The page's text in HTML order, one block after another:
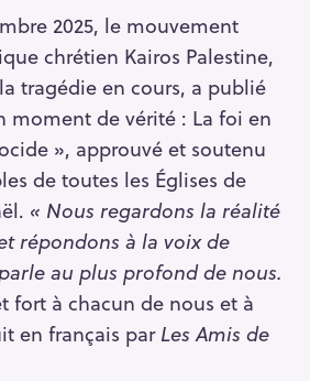
2025, le mouvement
chrétien Kairos Palestine,
tragédie en cours, a publié
moment de vérité : La foi en
», approuvé et soutenu
de toutes les Églises de
« Nous regardons la réalité
répondons à la voix de
au plus profond de nous.
fort à chacun de nous et à
en français parLes Amis de